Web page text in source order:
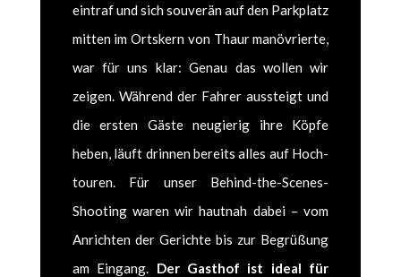
ein­traf und sich sou­verän auf den Park­platz
mit­ten im Ortskern von Thaur manövri­erte,
war für uns klar: Genau das wollen wir
zeigen. Während der Fahrer aussteigt und
die ersten Gäste neugierig ihre Köpfe
heben, läuft drin­nen bere­its alles auf Hoch­
touren. Für unser Behind-the-Scenes-
Shoot­ing waren wir haut­nah dabei – vom
Anricht­en der Gerichte bis zur Begrüßung
am Ein­gang. Der Gasthof ist ide­al für